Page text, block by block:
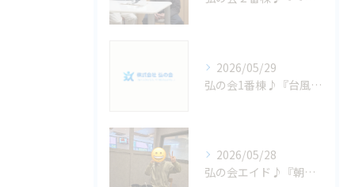
2026/05/29
弘の会1番棟♪『台風大丈夫かなぁ？』
2026/05/28
弘の会エイド♪『朝から、お腹減った〜大興奮！ 』